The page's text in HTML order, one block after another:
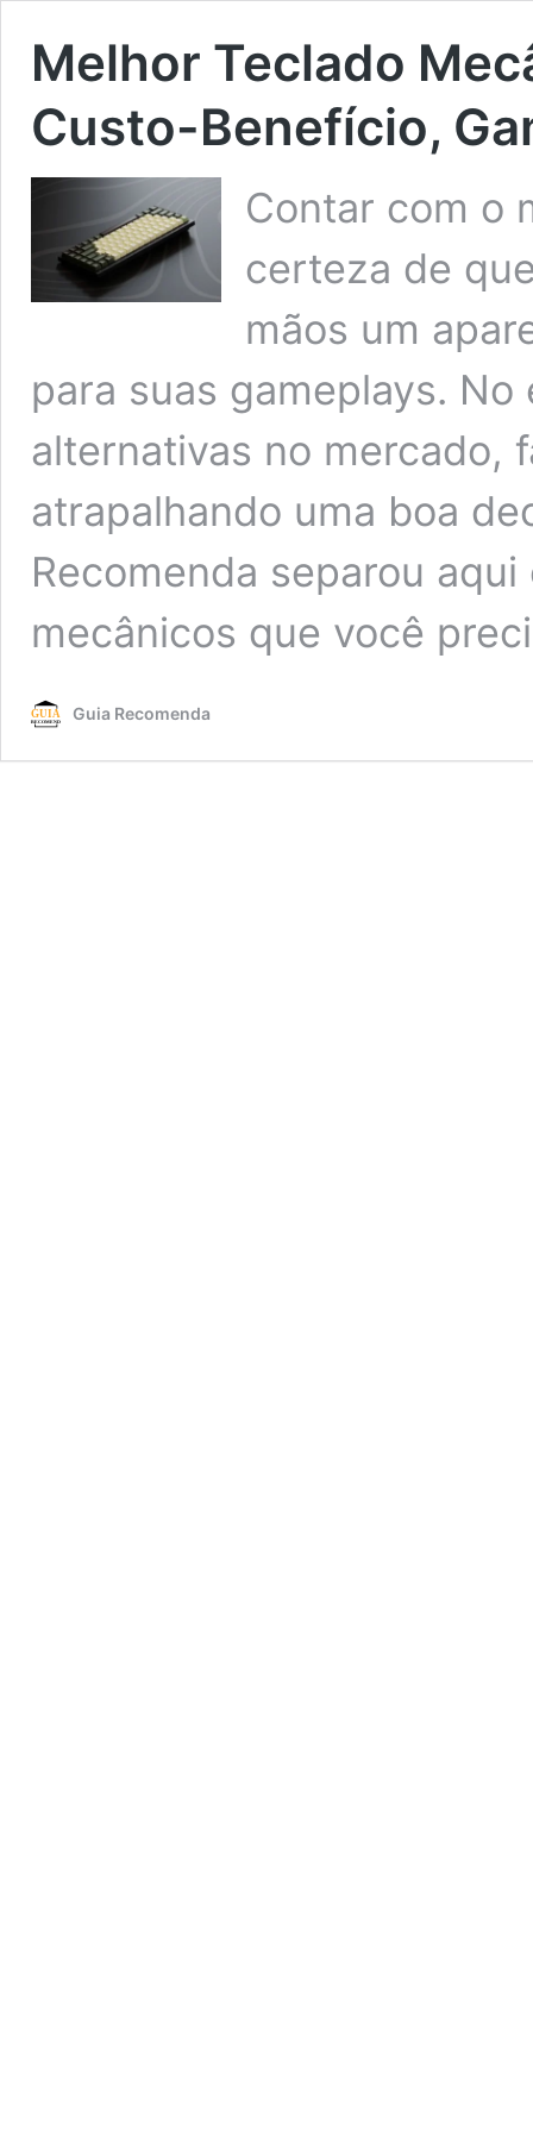
Melhor Teclado
Custo-Benefício,
Contar com o
certeza de
mãos um
para suas gameplays.
alternativas no mercado,
atrapalhando uma boa
Recomenda separou
mecânicos que você
Guia Recomenda